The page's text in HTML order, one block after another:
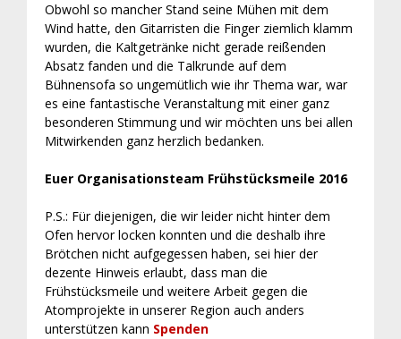
Obwohl so mancher Stand seine Mühen mit dem
Wind hatte, den Gitarristen die Finger ziemlich klamm
wurden, die Kaltgetränke nicht gerade reißenden
Absatz fanden und die Talkrunde auf dem
Bühnensofa so ungemütlich wie ihr Thema war, war
es eine fantastische Veranstaltung mit einer ganz
besonderen Stimmung und wir möchten uns bei allen
Mitwirkenden ganz herzlich bedanken.
Euer Organisationsteam Frühstücksmeile 2016
P.S.: Für diejenigen, die wir leider nicht hinter dem
Ofen hervor locken konnten und die deshalb ihre
Brötchen nicht aufgegessen haben, sei hier der
dezente Hinweis erlaubt, dass man die
Frühstücksmeile und weitere Arbeit gegen die
Atomprojekte in unserer Region auch anders
unterstützen kann Spenden